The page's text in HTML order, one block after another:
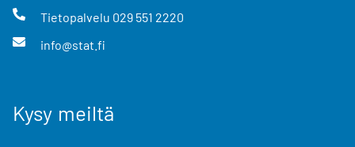
Tietopalvelu 029 551 2220
info@stat.fi
Kysy meiltä